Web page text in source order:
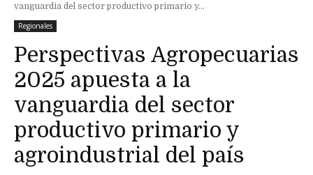
vanguardia del sector productivo primario y...
Regionales
Perspectivas Agropecuarias
2025 apuesta a la
vanguardia del sector
productivo primario y
agroindustrial del país